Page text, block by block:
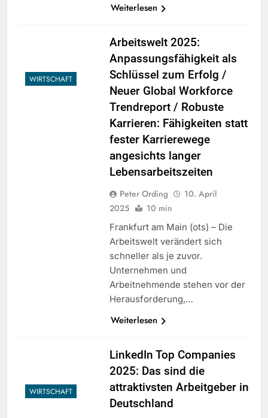
Weiterlesen
WIRTSCHAFT
Arbeitswelt 2025:
Anpassungsfähigkeit als
Schlüssel zum Erfolg /
Neuer Global Workforce
Trendreport / Robuste
Karrieren: Fähigkeiten statt
fester Karrierewege
angesichts langer
Lebensarbeitszeiten
Peter Ording
10. April
2025
10 min
Frankfurt am Main (ots) – Die
Arbeitswelt verändert sich
schneller als je zuvor.
Unternehmen und
Arbeitnehmende stehen vor der
Herausforderung,…
Weiterlesen
WIRTSCHAFT
LinkedIn Top Companies
2025: Das sind die
attraktivsten Arbeitgeber in
Deutschland